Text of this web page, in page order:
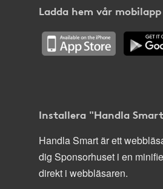
Ladda hem vår mobilapp
Installera "Handla
Handla Smart är ett
dig Sponsorhuset i en
direkt i webbläsaren.